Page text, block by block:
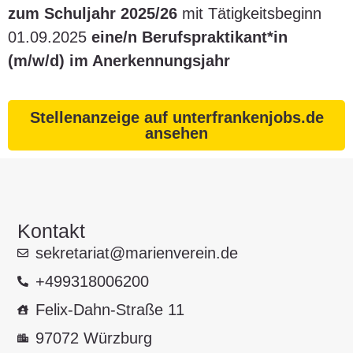
zum Schuljahr 2025/26 mit Tätigkeitsbeginn
01.09.2025 eine/n Berufspraktikant*in
(m/w/d) im Anerkennungsjahr
Stellenanzeige auf unterfrankenjobs.de
ansehen
Kontakt
sekretariat@marienverein.de
+499318006200
Felix-Dahn-Straße 11
97072 Würzburg